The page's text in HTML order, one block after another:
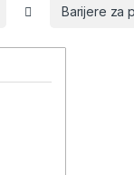
Barijere za